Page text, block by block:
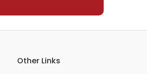
Other Links